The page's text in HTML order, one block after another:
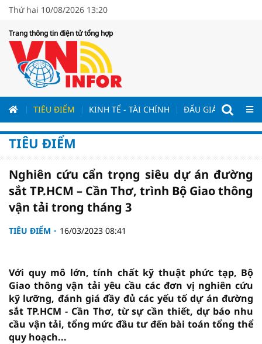
Thứ hai 10/08/2026 13:20
Trang thông tin điện tử tổng hợp
TIÊU ĐIỂM KINH TẾ - TÀI CHÍNH ĐẤU GIÁ - ĐẤU
TIÊU ĐIỂM
Nghiên cứu cẩn trọng siêu dự án đường
sắt TP.HCM – Cần Thơ, trình Bộ Giao thông
vận tải trong tháng 3
TIÊU ĐIỂM 16/03/2023 08:41
Với quy mô lớn, tính chất kỹ thuật phức tạp, Bộ
Giao thông vận tải yêu cầu các đơn vị nghiên cứu
kỹ lưỡng, đánh giá đầy đủ các yếu tố dự án đường
sắt TP.HCM - Cần Thơ, từ sự cần thiết, dự báo nhu
cầu vận tải, tổng mức đầu tư đến bài toán tổng thể
quy hoạch...